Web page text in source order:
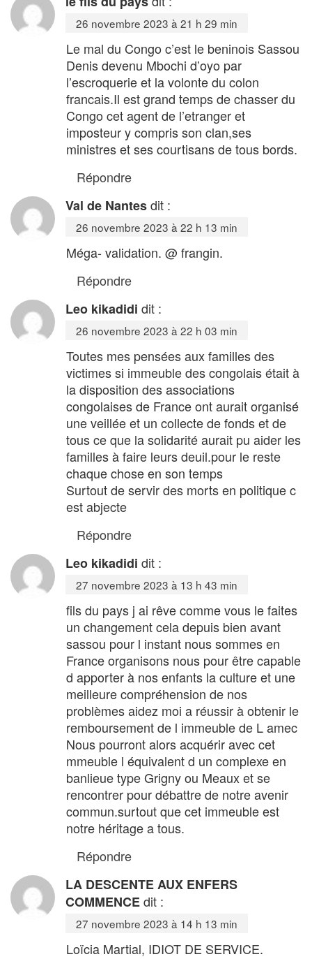
26 novembre 2023 à 21 h 29 min
Le mal du Congo c’est le beninois Sassou
Denis devenu Mbochi d’oyo par
l’escroquerie et la volonte du colon
francais.Il est grand temps de chasser du
Congo cet agent de l’etranger et
imposteur y compris son clan,ses
ministres et ses courtisans de tous bords.
Répondre
Val de Nantesdit :
26 novembre 2023 à 22 h 13 min
Méga- validation. @ frangin.
Répondre
Leo kikadidi dit :
26 novembre 2023 à 22 h 03 min
Toutes mes pensées aux familles des
victimes si immeuble des congolais était à
la disposition des associations
congolaises de France ont aurait organisé
une veillée et un collecte de fonds et de
tous ce que la solidarité aurait pu aider les
familles à faire leurs deuil.pour le reste
chaque chose en son temps
Surtout de servir des morts en politique c
est abjecte
Répondre
Leo kikadidi dit :
27 novembre 2023 à 13 h 43 min
fils du pays j ai rêve comme vous le faites
un changement cela depuis bien avant
sassou pour l instant nous sommes en
France organisons nous pour être capable
d apporter à nos enfants la culture et une
meilleure compréhension de nos
problèmes aidez moi a réussir à obtenir le
remboursement de l immeuble de L amec
Nous pourront alors acquérir avec cet
mmeuble l équivalent d un complexe en
banlieue type Grigny ou Meaux et se
rencontrer pour débattre de notre avenir
commun.surtout que cet immeuble est
notre héritage a tous.
Répondre
LA DESCENTE AUX ENFERS
COMMENCEdit :
27 novembre 2023 à 14 h 13 min
Loïcia Martial, IDIOT DE SERVICE.